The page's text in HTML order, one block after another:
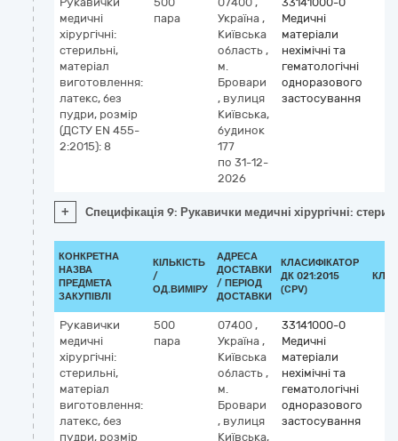
медичні
хірургічні:
стерильні,
матеріал
виготовлення:
латекс, без
пудри, розмір
(ДСТУ EN 455-
2:2015): 8
пара
Україна ,
Київська
область ,
м.
Бровари
, вулиця
Київська,
будинок
177
по 31-12-
2026
Медичні
матеріали
нехімічні та
гематологічні
одноразового
застосування
+ Специфікація 9: Рукавички медичні хірургічні:
КОНКРЕТНА
НАЗВА
ПРЕДМЕТА
ЗАКУПІВЛІ
КІЛЬКІСТЬ
/
ОД.ВИМІРУ
АДРЕСА
ДОСТАВКИ
/ ПЕРІОД
ДОСТАВКИ
КЛАСИФІКАТОР
ДК 021:2015
(CPV)
Рукавички
медичні
хірургічні:
стерильні,
матеріал
виготовлення:
латекс, без
пудри, розмір
500
пара
07400 ,
Україна ,
Київська
область ,
м.
Бровари
, вулиця
Київська,
33141000-0
Медичні
матеріали
нехімічні та
гематологічні
одноразового
застосування